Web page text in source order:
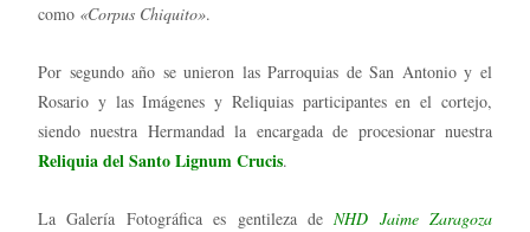
como «Corpus Chiquito».
Por segundo año se unieron las Parroquias de San Antonio y el
Rosario y las Imágenes y Reliquias participantes en el cortejo,
siendo nuestra Hermandad la encargada de procesionar nuestra
Reliquia del Santo Lignum Crucis.
La Galería Fotográfica es gentileza deNHD Jaime Zaragoza